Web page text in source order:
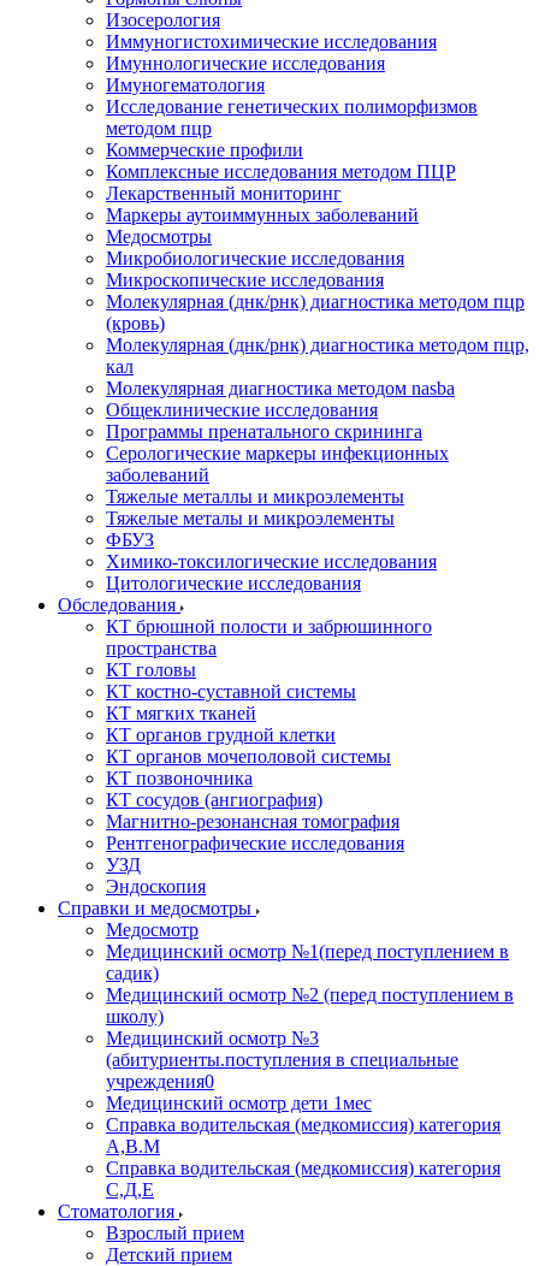
Изосерология
Иммуногистохимические исследования
Имуннологические исследования
Имуногематология
Исследование генетических полиморфизмов
методом пцр
Коммерческие профили
Комплексные исследования методом ПЦР
Лекарственный мониторинг
Маркеры аутоиммунных заболеваний
Медосмотры
Микробиологические исследования
Микроскопические исследования
Молекулярная (днк/рнк) диагностика методом пцр
(кровь)
Молекулярная (днк/рнк) диагностика методом пцр,
кал
Молекулярная диагностика методом nasba
Общеклинические исследования
Программы пренатального скрининга
Серологические маркеры инфекционных
заболеваний
Тяжелые металлы и микроэлементы
Тяжелые металы и микроэлементы
ФБУЗ
Химико-токсилогические исследования
Цитологические исследования
Обследования
КТ брюшной полости и забрюшинного
пространства
КТ головы
КТ костно-суставной системы
КТ мягких тканей
КТ органов грудной клетки
КТ органов мочеполовой системы
КТ позвоночника
КТ сосудов (ангиография)
Магнитно-резонансная томография
Рентгенографические исследования
УЗД
Эндоскопия
Справки и медосмотры
Медосмотр
Медицинский осмотр №1(перед поступлением в
садик)
Медицинский осмотр №2 (перед поступлением в
школу)
Медицинский осмотр №3
(абитуриенты.поступления в специальные
учреждения0
Медицинский осмотр дети 1мес
Справка водительская (медкомиссия) категория
А,В.М
Справка водительская (медкомиссия) категория
С,Д,Е
Стоматология
Взрослый прием
Детский прием